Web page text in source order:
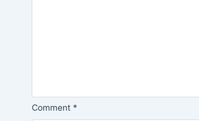
Comment *